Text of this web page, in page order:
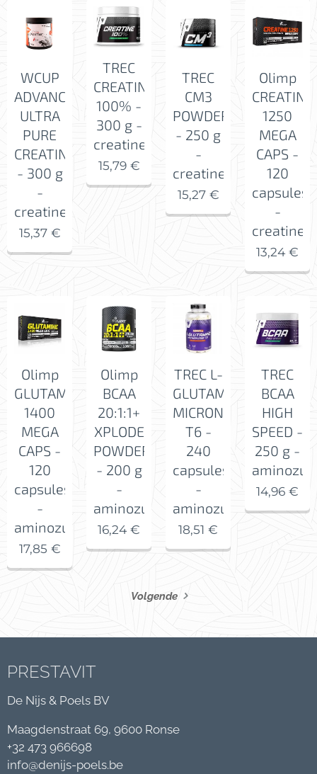
WCUP
ADVANCED
ULTRA
PURE
CREATINE
- 300 g
-
creatine
15,37€
TREC
CREATINE
100% -
300 g -
creatine
15,79€
TREC
CM3
POWDER
- 250 g
-
creatine
15,27€
Olimp
CREATINE
1250
MEGA
CAPS -
120
capsules
-
creatine
13,24 €
Olimp
GLUTAMINE
1400
MEGA
CAPS -
120
capsules
-
aminozuur
17,85 €
Olimp
BCAA
20:1:1+
XPLODE
POWDER
- 200 g
-
aminozuren
16,24 €
TREC L-
GLUTAMINE
MICRONIZED
T6 -
240
capsules
-
aminozuur
18,51 €
TREC
BCAA
HIGH
SPEED -
250 g -
14,96 €
Volgende
PRESTAVIT
De Nijs & Poels BV
Maagdenstraat 69, 9600 Ronse
+32 473 966698
info@denijs-poels.be